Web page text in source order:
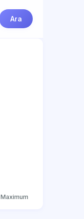
Ara
Maximum